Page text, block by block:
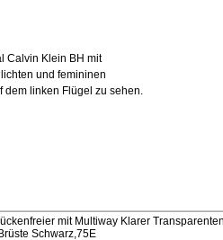
Calvin Klein BH mit
und femininen
dem linken Flügel zu sehen.
mit Multiway Klarer
Schwarz,75E